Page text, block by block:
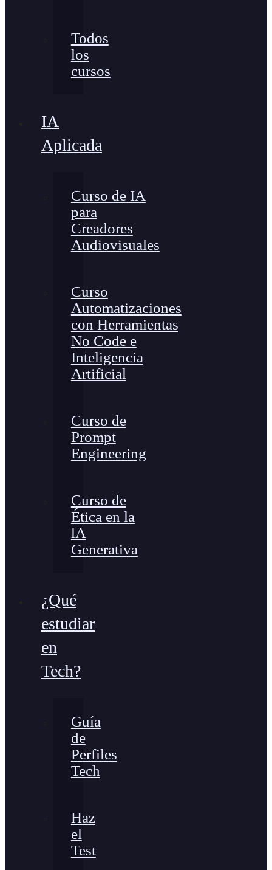
Todos
los
cursos
IA
Aplicada
Curso de IA
para
Creadores
Audiovisuales
Curso
Automatizaciones
con Herramientas
No Code e
Inteligencia
Artificial
Curso de
Prompt
Engineering
Curso de
Ética en la
lA
Generativa
¿Qué
estudiar
en
Tech?
Guía
de
Perfiles
Tech
Haz
el
Test